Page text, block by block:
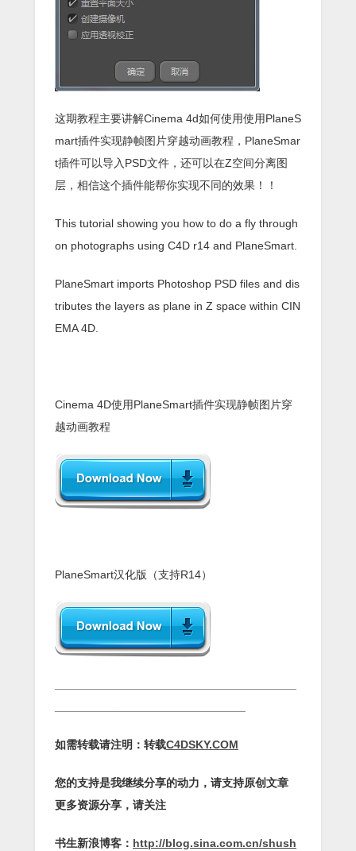
这期教程主要讲解Cinema 4d如何使用使用PlaneS
mart插件实现静帧图片穿越动画教程，PlaneSmar
t插件可以导入PSD文件，还可以在Z空间分离图
层，相信这个插件能帮你实现不同的效果！！
This tutorial showing you how to do a fly through
on photographs using C4D r14 and PlaneSmart.
PlaneSmart imports Photoshop PSD files and dis
tributes the layers as plane in Z space within CIN
EMA 4D.
Cinema 4D使用PlaneSmart插件实现静帧图片穿
越动画教程
PlaneSmart汉化版（支持R14）
如需转载请注明：转载C4DSKY.COM
您的支持是我继续分享的动力，请支持原创文章
更多资源分享，请关注
书生新浪博客： http://blog.sina.com.cn/shush